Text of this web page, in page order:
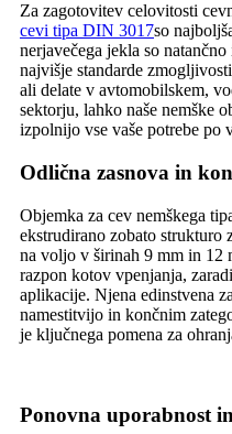
Za zagotovitev celovitosti
cevi tipa DIN 3017so
nerjavečega jekla so
najvišje standarde
ali delate v avtomobilskem,
sektorju, lahko naše nemške
izpolnijo vse vaše potrebe po
Odlična zasnova in
Objemka za cev nemškega
ekstrudirano zobato strukturo
na voljo v širinah 9 mm in 12
razpon kotov vpenjanja,
aplikacije. Njena edinstvena
namestitvijo in končnim
je ključnega pomena za
Ponovna uporabnost